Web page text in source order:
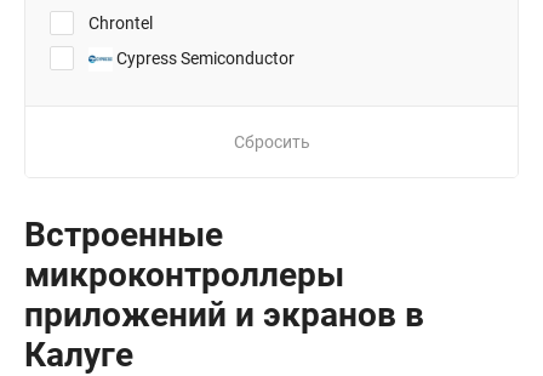
Chrontel
Cypress Semiconductor
Сбросить
Встроенные
микроконтроллеры
приложений и экранов в
Калуге